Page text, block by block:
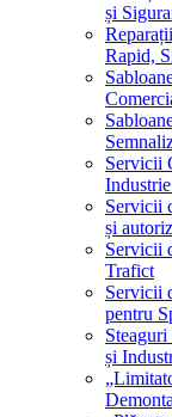
și
Rapid,
Servicii
Servicii
și
Servicii
Trafict
Servicii
pentru
și